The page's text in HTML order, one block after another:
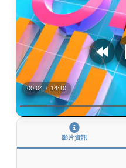
00:04 / 14:10
影片資訊